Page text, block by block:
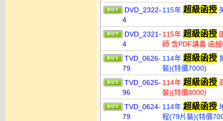
DVD_2322-
4
115年 超級函授
DVD_2321-
4
115年 超級函授
師 含PDF講義 函
TVD_0626-
79
114年 超級函授
裝)(特價7000)
TVD_0625-
96
114年 超級函授
裝)(特價8000)
TVD_0624-
79
114年 超級函授
程(79片裝)(特價